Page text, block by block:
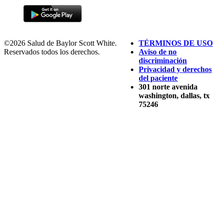
©2026 Salud de Baylor Scott White.
Reservados todos los derechos.
TÉRMINOS DE USO
Aviso de no
discriminación
Privacidad y derechos
del paciente
301 norte avenida
washington, dallas, tx
75246